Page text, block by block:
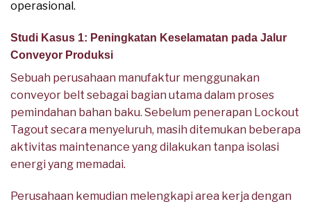
operasional.
Studi Kasus 1: Peningkatan Keselamatan pada Jalur
Conveyor Produksi
Sebuah perusahaan manufaktur menggunakan
conveyor belt sebagai bagian utama dalam proses
pemindahan bahan baku. Sebelum penerapan Lockout
Tagout secara menyeluruh, masih ditemukan beberapa
aktivitas maintenance yang dilakukan tanpa isolasi
energi yang memadai.
Perusahaan kemudian melengkapi area kerja dengan